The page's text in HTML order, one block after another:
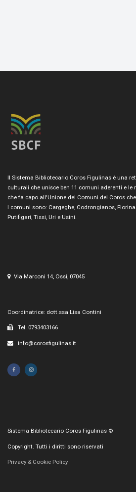
Il Sistema Bibliotecario Coros Figulinas è una
culturali che unisce ben 11 comuni aderenti e le
che fa capo all'Unione dei Comuni del Coros
I comuni sono: Cargeghe, Codrongianos,
Putifigari, Tissi, Uri e Usini.
Via Marconi 14, Ossi, 07045
Coordinatrice: dott.ssa Lisa Contini
Tel. 0793403166
info@corosfigulinas.it
Sistema Bibliotecario Coros Figulinas ©
Copyright. Tutti i diritti sono riservati
Privacy & Cookie Policy